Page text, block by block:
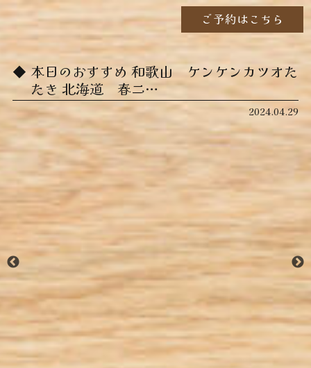
ご予約はこちら
本日のおすすめ ︎和歌山 ケンケンカツオた
たき ︎北海道 春ニ…
2024.04.29